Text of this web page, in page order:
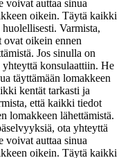
voivat auttaa sinua
oikein. Täytä kaikki
Varmista,
oikein ennen
Jos sinulla on
konsulaattiin. He
täyttämään lomakkeen
kentät tarkasti ja
että kaikki tiedot
lomakkeen lähettämistä.
ota yhteyttä
voivat auttaa sinua
oikein. Täytä kaikki